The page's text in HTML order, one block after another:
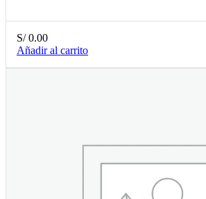
S/0.00
Añadir al carrito